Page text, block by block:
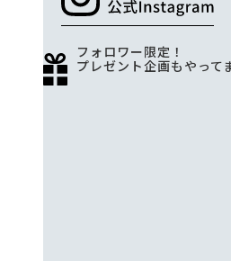
フォロワー限定！
プレゼント企画もやって